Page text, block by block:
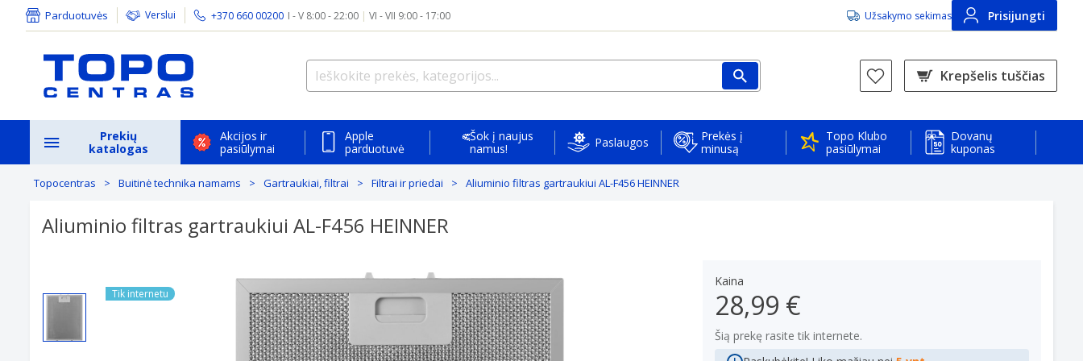
Parduotuvės Verslui +370 660 00200 I - V 8:00 - 22:00 | VI - VII 9:00 - 17:00 Užsakymo sekimas Prisijungti
Krepšelis tuščias
Prekių
katalogas
Akcijos ir
pasiūlymai
Apple
parduotuvė
Šok į naujus
namus!
Paslaugos
Prekės į
minusą
Topo Klubo
pasiūlymai
Dovanų
kuponas
Topocentras Buitinė technika namams Gartraukiai, filtrai Filtrai ir priedai Aliuminio filtras gartraukiui AL-F456 HEINNER
Aliuminio filtras gartraukiui AL-F456 HEINNER
Tik internetu
Kaina
28,99 €
Šią prekę rasite tik internete.